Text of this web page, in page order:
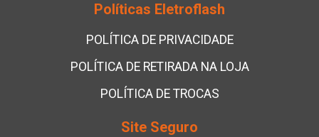
Políticas Eletroflash
POLÍTICA DE PRIVACIDADE
POLÍTICA DE RETIRADA NA LOJA
POLÍTICA DE TROCAS
Site Seguro